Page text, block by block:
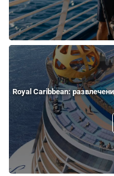
Royal Caribbean: